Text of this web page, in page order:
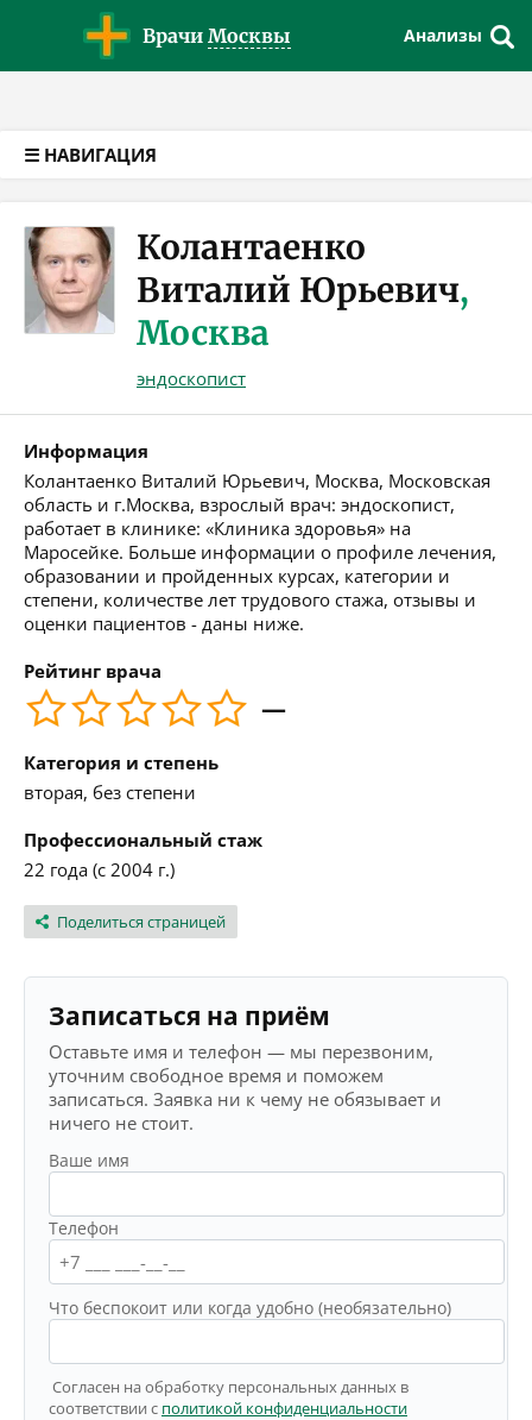
Врачи Москвы Анализы
☰ НАВИГАЦИЯ
Колантаенко
Виталий Юрьевич,
Москва
эндоскопист
Информация
Колантаенко Виталий Юрьевич, Москва, Московская
область и г.Москва, взрослый врач: эндоскопист,
работает в клинике: «Клиника здоровья» на
Маросейке. Больше информации о профиле лечения,
образовании и пройденных курсах, категории и
степени, количестве лет трудового стажа, отзывы и
оценки пациентов - даны ниже.
Рейтинг врача
—
Категория и степень
вторая, без степени
Профессиональный стаж
22 года (с 2004 г.)
Поделиться страницей
Записаться на приём
Оставьте имя и телефон — мы перезвоним,
уточним свободное время и поможем
записаться. Заявка ни к чему не обязывает и
ничего не стоит.
Ваше имя
Телефон
Что беспокоит или когда удобно (необязательно)
Согласен на обработку персональных данных в
соответствии с политикой конфиденциальности